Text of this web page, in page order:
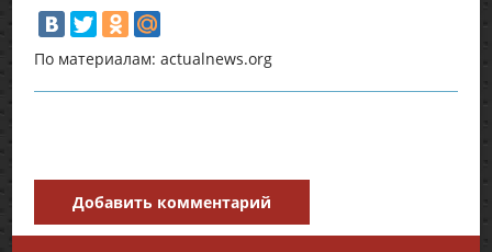
По материалам: actualnews.org
Добавить комментарий